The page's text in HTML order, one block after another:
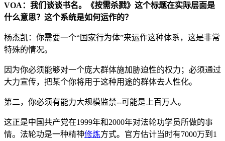
VOA：我们谈谈书名。《按需杀戮》这个标题在实际层面是
什么意思？这个系统是如何运作的？
杨杰凯：你需要一个“国家行为体”来运作这种体系，这是非常
特殊的情况。
因为你必须能够对一个庞大群体施加胁迫性的权力；必须通过
大力宣传，把某个你将用于这种用途的群体去人性化。
第二，你必须有能力大规模监禁--可能是上百万人。
这正是中国共产党在1999年和2000年对法轮功学员所做的事
情。法轮功是一种精神修炼方式。官方估计当时有7000万到1